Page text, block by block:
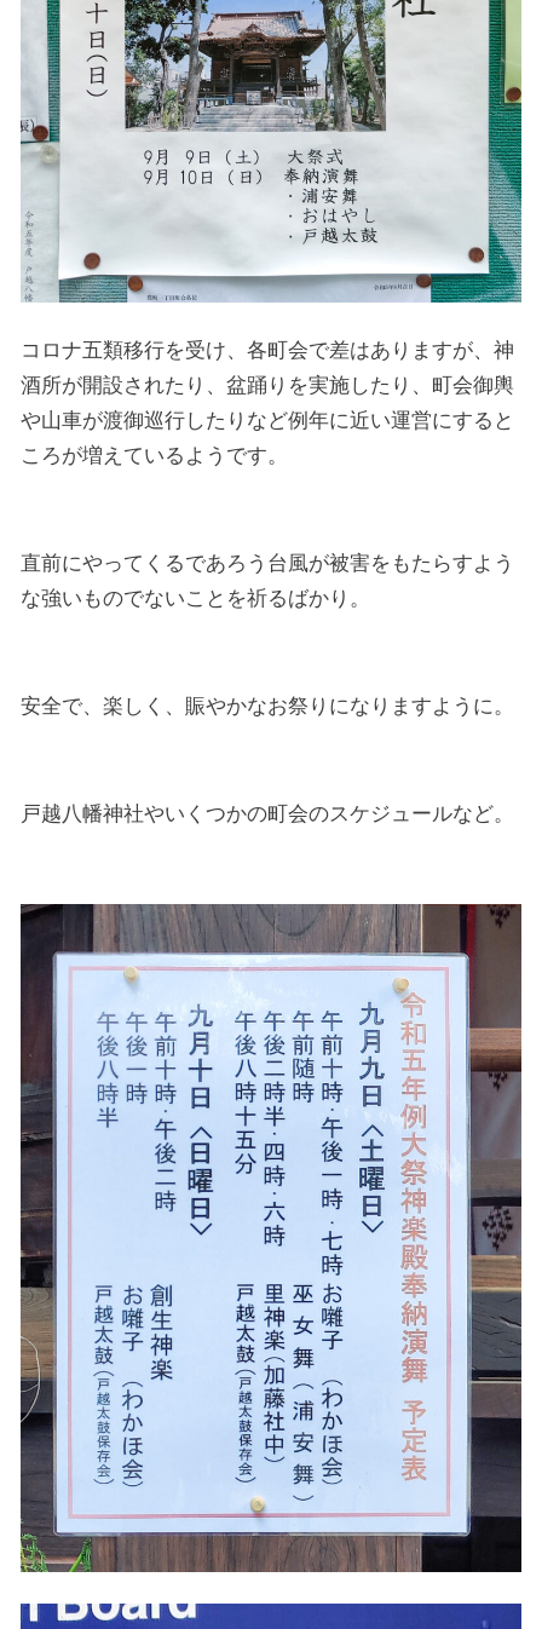
コロナ五類移行を受け、各町会で差はありますが、神
酒所が開設されたり、盆踊りを実施したり、町会御輿
や山車が渡御巡行したりなど例年に近い運営にすると
ころが増えているようです。
直前にやってくるであろう台風が被害をもたらすよう
な強いものでないことを祈るばかり。
安全で、楽しく、賑やかなお祭りになりますように。
戸越八幡神社やいくつかの町会のスケジュールなど。